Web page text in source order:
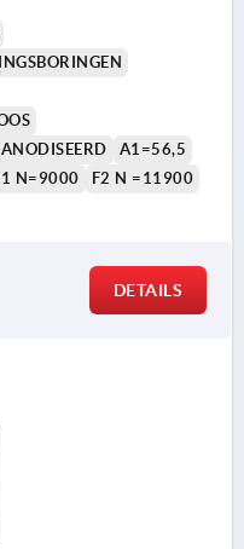
A1=56,5
N=9000 F2 N =11900
DETAILS